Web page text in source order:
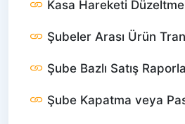
Kasa Hareketi Düzeltme
Şubeler Arası Ürün
Şube Bazlı Satış
Şube Kapatma veya